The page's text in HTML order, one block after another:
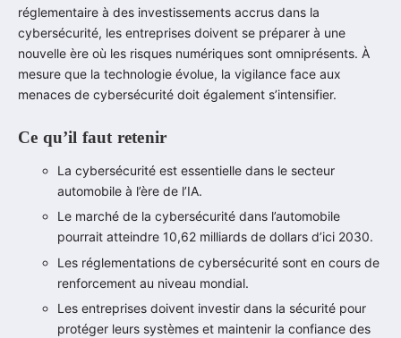
réglementaire à des investissements accrus dans la
cybersécurité, les entreprises doivent se préparer à une
nouvelle ère où les risques numériques sont omniprésents. À
mesure que la technologie évolue, la vigilance face aux
menaces de cybersécurité doit également s’intensifier.
Ce qu’il faut retenir
La cybersécurité est essentielle dans le secteur
automobile à l’ère de l’IA.
Le marché de la cybersécurité dans l’automobile
pourrait atteindre 10,62 milliards de dollars d’ici 2030.
Les réglementations de cybersécurité sont en cours de
renforcement au niveau mondial.
Les entreprises doivent investir dans la sécurité pour
protéger leurs systèmes et maintenir la confiance des